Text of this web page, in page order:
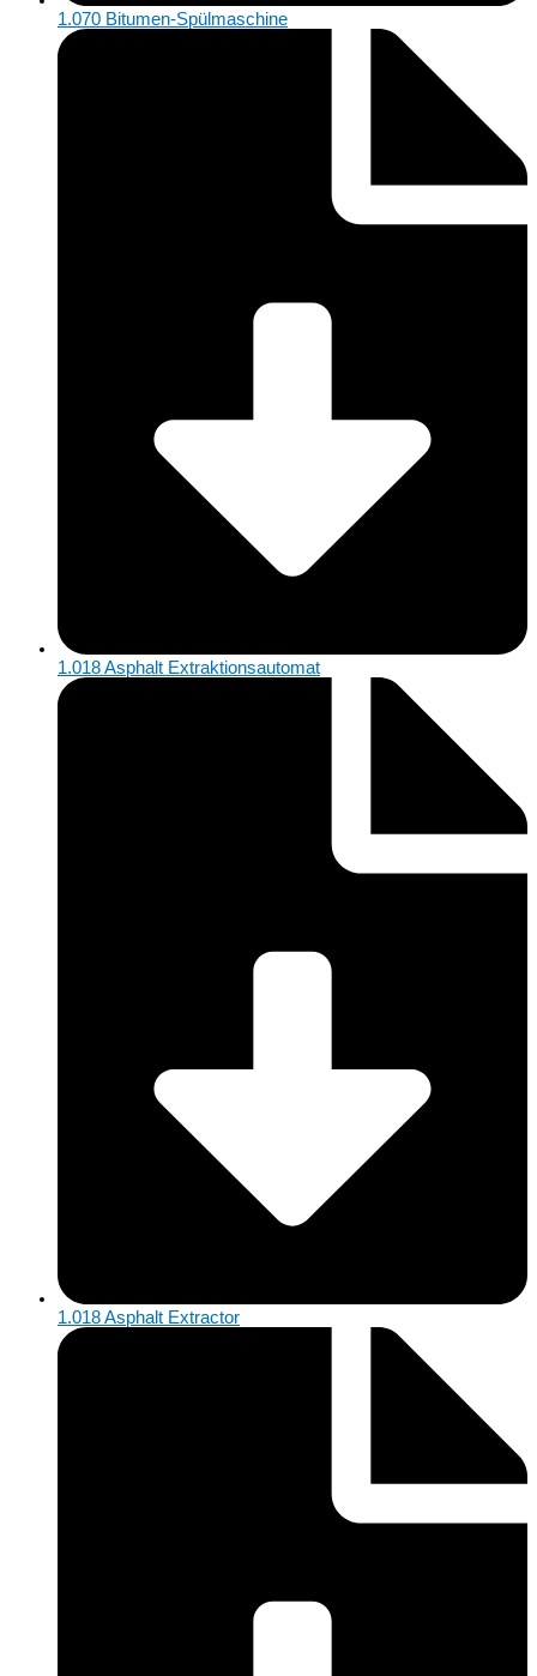
1.070 Bitumen-Spülmaschine
1.018 Asphalt Extraktionsautomat
1.018 Asphalt Extractor